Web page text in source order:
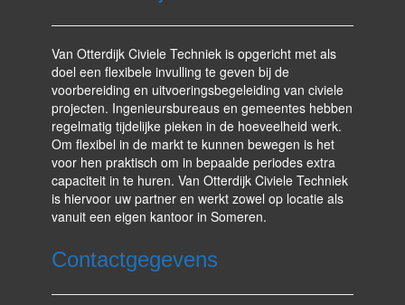
Van Otterdijk Civiele Techniek is opgericht met als
doel een flexibele invulling te geven bij de
voorbereiding en uitvoeringsbegeleiding van civiele
projecten. Ingenieursbureaus en gemeentes hebben
regelmatig tijdelijke pieken in de hoeveelheid werk.
Om flexibel in de markt te kunnen bewegen is het
voor hen praktisch om in bepaalde periodes extra
capaciteit in te huren. Van Otterdijk Civiele Techniek
is hiervoor uw partner en werkt zowel op locatie als
vanuit een eigen kantoor in Someren.
Contactgegevens